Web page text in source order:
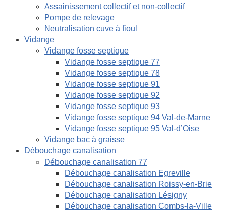
Assainissement collectif et non-collectif
Pompe de relevage
Neutralisation cuve à fioul
Vidange
Vidange fosse septique
Vidange fosse septique 77
Vidange fosse septique 78
Vidange fosse septique 91
Vidange fosse septique 92
Vidange fosse septique 93
Vidange fosse septique 94 Val-de-Marne
Vidange fosse septique 95 Val-d’Oise
Vidange bac à graisse
Débouchage canalisation
Débouchage canalisation 77
Débouchage canalisation Egreville
Débouchage canalisation Roissy-en-Brie
Débouchage canalisation Lésigny
Débouchage canalisation Combs-la-Ville